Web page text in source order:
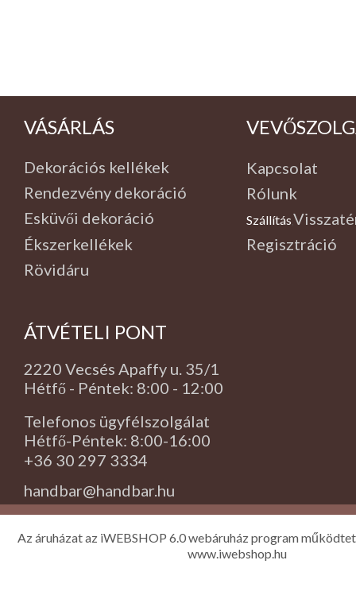
VÁSÁRLÁS
Dekorációs kellékek
Rendezvény dekoráció
Esküvői dekoráció
Ékszerkellékek
Rövidáru
Kapcsolat
Rólunk
Szállítás
Regisztráció
ÁTVÉTELI PONT
2220 Vecsés Apaffy u. 35/1
Hétfő - Péntek: 8:00 - 12:00
Telefonos ügyfélszolgálat
Hétfő-Péntek: 8:00-16:00
+36 30 297 3334
handbar@handbar.hu
Az áruházat az iWEBSHOP 6.0 webáruház program
www.iwebshop.hu